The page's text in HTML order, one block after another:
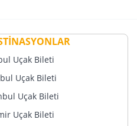
Uçak Bileti
Uçak Bileti
Uçak Bileti
Uçak Bileti